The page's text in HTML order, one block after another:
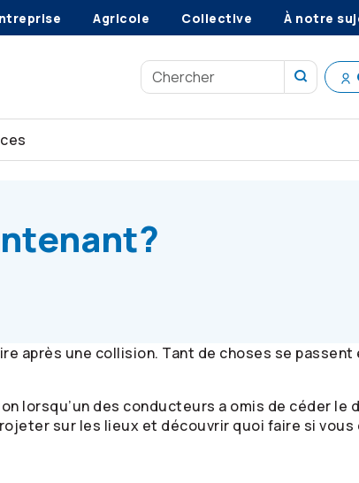
Agricole Collective À notre
après une collision. Tant de choses se passent
lorsqu’un des conducteurs a omis de céder le
sur les lieux et découvrir quoi faire si